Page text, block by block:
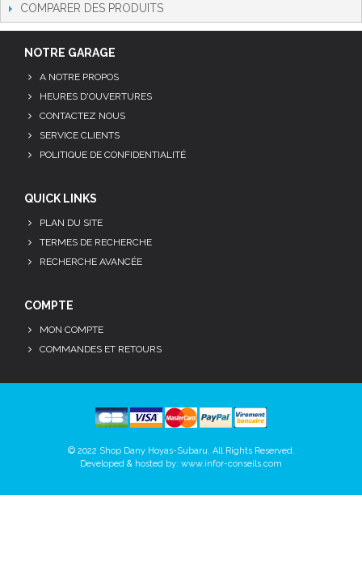
COMPARER DES PRODUITS
NOTRE GARAGE
A NOTRE PROPOS
HEURES D'OUVERTURES
CONTACTEZ NOUS
SERVICE CLIENTS
POLITIQUE DE CONFIDENTIALITÉ
QUICK LINKS
PLAN DU SITE
TERMES DE RECHERCHE
RECHERCHE AVANCÉE
COMPTE
MON COMPTE
COMMANDES ET RETOURS
© 2022 Shop Dany Hoyas-Subaru. All Rights Reserved.
Developed & hosted by: www.infor-conseils.com